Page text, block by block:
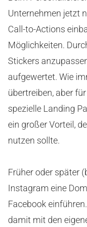
Unternehmen jetzt
Call-to-Actions
Möglichkeiten.
Stickers
aufgewertet. Wie
übertreiben, aber
spezielle Landing
ein großer Vorteil,
nutzen sollte.
Früher oder später
Instagram eine
Facebook
damit mit den